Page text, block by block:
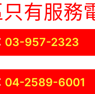
有服務
03-957-2323
04-2589-6001